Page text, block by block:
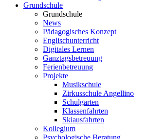
Grundschule
Grundschule
News
Pädagogisches Konzept
Englischunterricht
Digitales Lernen
Ganztagsbetreuung
Ferienbetreuung
Projekte
Musikschule
Zirkusschule Angellino
Schulgarten
Klassenfahrten
Skiausfahrten
Kollegium
Psychologische Beratung